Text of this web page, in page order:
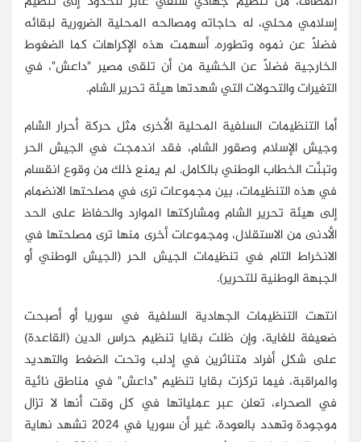
إسلامي محلي، له حاجاته ومصالحه المحلية الضرورية لبقائه
فضلًا عن نموه وتطوره. أسهمت هذه الإكراهات كما الضغوط
الخارجية فضلًا عن الخشية من أن تلقى مصير "داعش"، في
التغيرات والتحولات التي شهدتها هيئة تحرير الشام.
أما التنظيمات السلفية المحلية الأخرى مثل حركة أحرار الشام
وجيش الإسلام وصقور الشام، فقد اندمجت في الجيش الحر
وتبنَّت الخطاب الوطني بالكامل. لم يمنع ذلك من وقوع انقسام
في هذه التنظيمات، بين مجموعات ترى في مصلحتها الانضمام
إلى هيئة تحرير الشام ومشاركتها الموارد والحفاظ على الحد
الأدنى من الاستقلال، ومجموعات أخرى منها ترى مصلحتها في
الانخراط التام في تنظيمات الجيش الحر (الجيش الوطني أو
الجبهة الوطنية للتحرير).
انتهت التنظيمات الجهادية السلفية في سوريا أو أصبحت
ضعيفة للغاية، وإن ظلت بقايا تنظيم حراس الدين (القاعدة)
على شكل أفراد متناثرين في إدلب وتحت الضغط والتهديد
والمراقبة، فيما تركزت بقايا تنظيم "داعش" في مناطق نائية
في الصحراء، تعلن عبر عملياتها في كل وقت أنها لا تزال
موجودة وتهدد بالعودة، غير أن سوريا في 2024 تشهد نهاية